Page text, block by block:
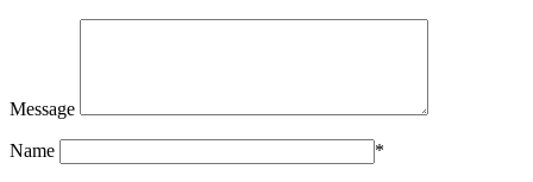
Message
Name *